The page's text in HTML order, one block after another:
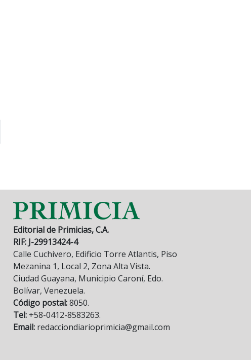
Editorial de Primicias, C.A.
RIF: J-29913424-4
Calle Cuchivero, Edificio Torre Atlantis, Piso
Mezanina 1, Local 2, Zona Alta Vista.
Ciudad Guayana, Municipio Caroní, Edo.
Bolívar, Venezuela.
Código postal:8050.
Tel: +58-0412-8583263.
Email: redacciondiarioprimicia@gmail.com